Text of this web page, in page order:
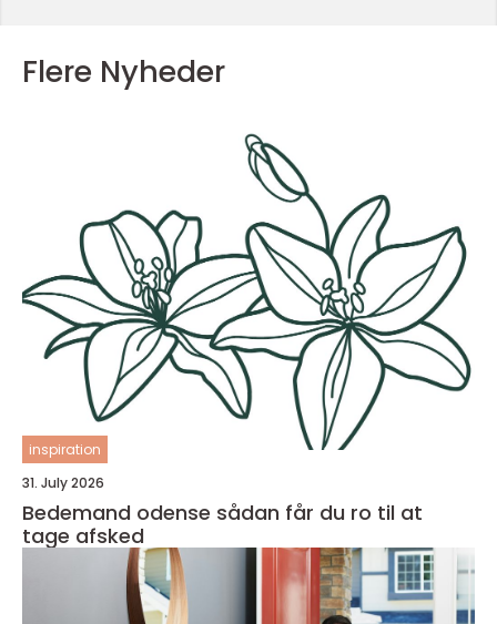
Flere Nyheder
inspiration
31. July 2026
Bedemand odense sådan får du ro til at
tage afsked